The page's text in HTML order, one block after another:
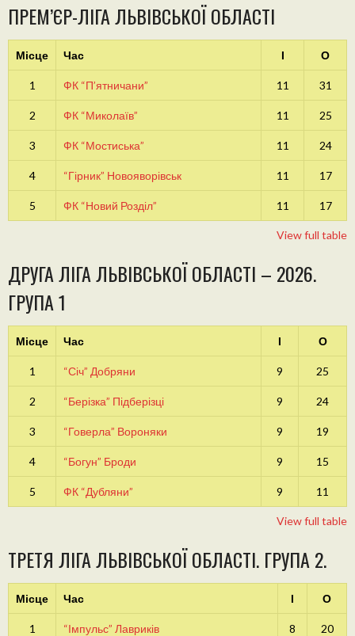
ПРЕМ’ЄР-ЛІГА ЛЬВІВСЬКОЇ ОБЛАСТІ
Місце Час І О
1 ФК “П’ятничани” 11 31
2 ФК “Миколаїв” 11 25
3 ФК “Мостиська” 11 24
4 “Гірник” Новояворівськ 11 17
5 ФК “Новий Розділ” 11 17
View full table
ДРУГА ЛІГА ЛЬВІВСЬКОЇ ОБЛАСТІ – 2026.
ГРУПА 1
Місце Час І О
1 “Січ” Добряни 9 25
2 “Берізка” Підберізці 9 24
3 “Говерла” Вороняки 9 19
4 “Богун” Броди 9 15
5 ФК “Дубляни” 9 11
View full table
ТРЕТЯ ЛІГА ЛЬВІВСЬКОЇ ОБЛАСТІ. ГРУПА 2.
Місце Час І О
1 “Імпульс” Лавриків 8 20